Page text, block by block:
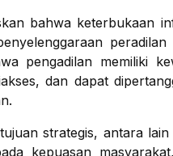
bahwa keterbukaan
peradilan
pengadilan memiliki
dan dapat
strategis, antara
kepuasan